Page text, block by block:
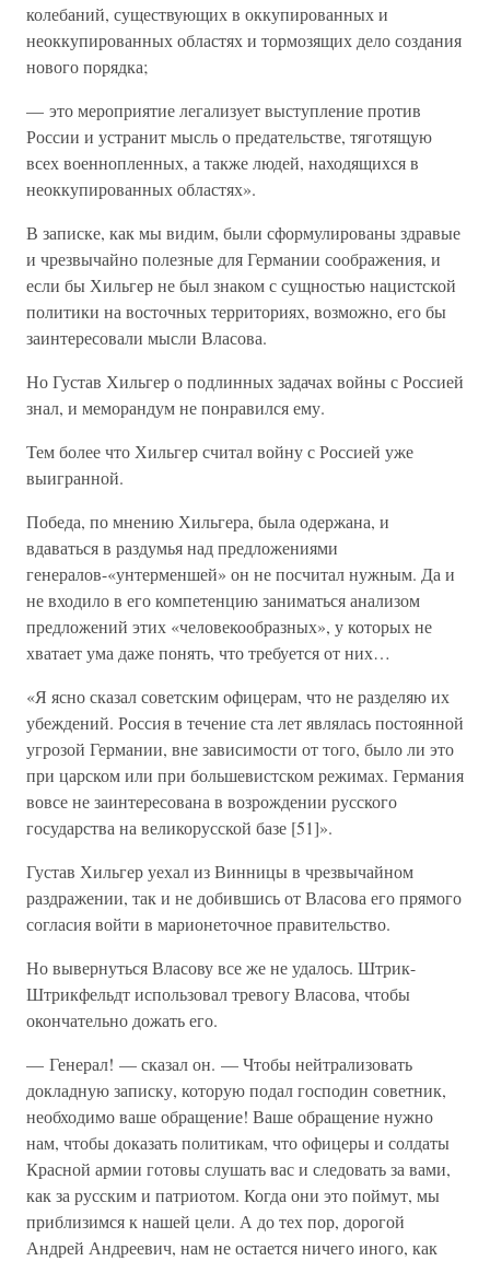
колебаний, существующих в оккупированных и
неоккупированных областях и тормозящих дело создания
нового порядка;
— это мероприятие легализует выступление против
России и устранит мысль о предательстве, тяготящую
всех военнопленных, а также людей, находящихся в
неоккупированных областях».
В записке, как мы видим, были сформулированы здравые
и чрезвычайно полезные для Германии соображения, и
если бы Хильгер не был знаком с сущностью нацистской
политики на восточных территориях, возможно, его бы
заинтересовали мысли Власова.
Но Густав Хильгер о подлинных задачах войны с Россией
знал, и меморандум не понравился ему.
Тем более что Хильгер считал войну с Россией уже
выигранной.
Победа, по мнению Хильгера, была одержана, и
вдаваться в раздумья над предложениями
генералов-«унтерменшей» он не посчитал нужным. Да и
не входило в его компетенцию заниматься анализом
предложений этих «человекообразных», у которых не
хватает ума даже понять, что требуется от них…
«Я ясно сказал советским офицерам, что не разделяю их
убеждений. Россия в течение ста лет являлась постоянной
угрозой Германии, вне зависимости от того, было ли это
при царском или при большевистском режимах. Германия
вовсе не заинтересована в возрождении русского
государства на великорусской базе [51]».
Густав Хильгер уехал из Винницы в чрезвычайном
раздражении, так и не добившись от Власова его прямого
согласия войти в марионеточное правительство.
Но вывернуться Власову все же не удалось. Штрик-
Штрикфельдт использовал тревогу Власова, чтобы
окончательно дожать его.
— Генерал! — сказал он. — Чтобы нейтрализовать
докладную записку, которую подал господин советник,
необходимо ваше обращение! Ваше обращение нужно
нам, чтобы доказать политикам, что офицеры и солдаты
Красной армии готовы слушать вас и следовать за вами,
как за русским и патриотом. Когда они это поймут, мы
приблизимся к нашей цели. А до тех пор, дорогой
Андрей Андреевич, нам не остается ничего иного, как